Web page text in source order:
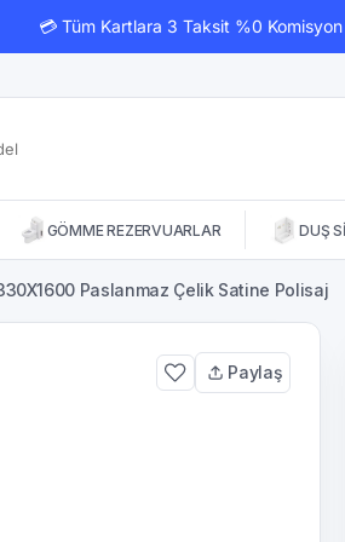
💳 Tüm Kartlara 3 Taksit %0 Komisyon
GÖMME REZERVUARLAR DUŞ
Paslanmaz Çelik Satine Polisaj
Paylaş